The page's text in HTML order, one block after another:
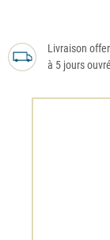
Livraison
à 5 jours